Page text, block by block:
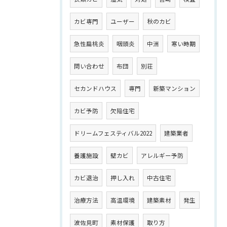
カビ専門 ユーザー 秋のカビ
急性扁桃炎 咽頭炎 中洲 寒い時期
問い合わせ 布団 別荘
セカンドハウス 専門 新築マンション
カビ予防 欠陥住宅
ドリームフェスティバル2022 建築業者
養護施設 壁カビ アレルギー予防
カビ退治 押し入れ 中古住宅
治療方法 高温環境 建築素材 発生
波佐見町 素材保護 取り方